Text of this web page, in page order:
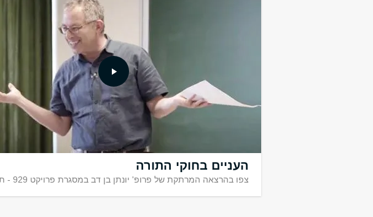
לדרוש. ללמוד. ללמד
אופקים: תוכנית מלגות למצטיינים
ולמצטיינות ללימודי מקרא, פילוסופיה
והכשרה להוראה
העניים בחוקי התורה
צפו בהרצאה המרתקת של